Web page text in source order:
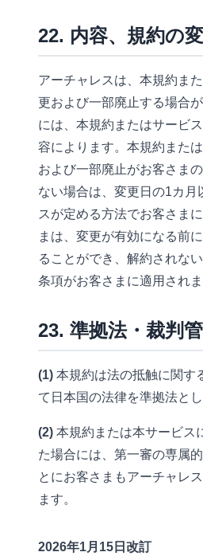
22. 内容、規約の
アーチャレスは、本規約ま
更および一部廃止する場合
には、本規約またはサービ
容によります。本規約また
および一部廃止がお客さま
ない場合は、変更日の1カ月
スが定める方法でお客さま
まは、変更が有効になる前
ることができ、解約されな
条項がお客さまに適用されま
23. 準拠法・裁判
(1) 本規約は法の抵触に関す
て日本国の法律を準拠法とし
(2) 本規約または本サービス
た場合には、第一審の専属
とにお客さまもアーチャレ
ます。
2026年1月15日改訂